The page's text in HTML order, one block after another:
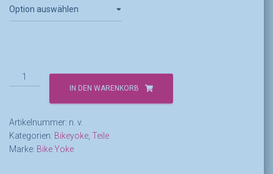
Bikeyoke
Shifty
IN DEN WARENKORB
Artikelnummer: n. v.
Kategorien: Bikeyoke Teile
Marke: Bike Yoke